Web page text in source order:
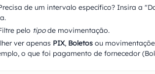
de um intervalo específico? Insira a
pelo tipo de movimentação.
ver apenas PIX, Boletos ou
o que foi pagamento de fornecedor